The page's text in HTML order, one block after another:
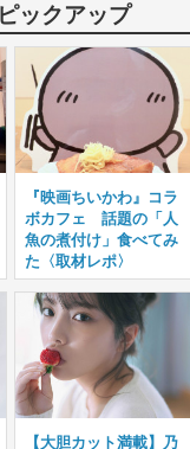
ピックアップ
『映画ちいかわ』コラ
ボカフェ 話題の「人
魚の煮付け」食べてみ
た〈取材レポ〉
【大胆カット満載】乃